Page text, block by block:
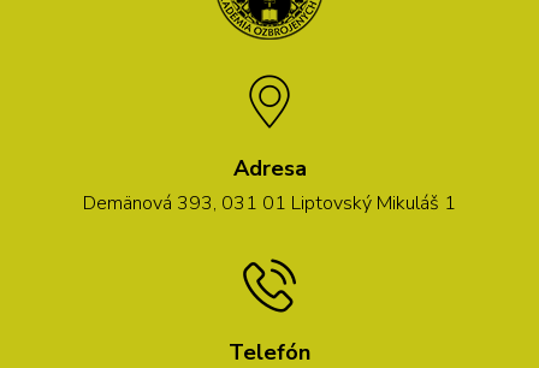
Adresa
Demänová 393, 031 01 Liptovský Mikuláš 1
Telefón